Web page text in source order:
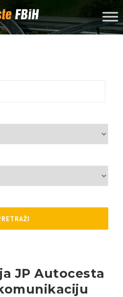
JP Autocesta